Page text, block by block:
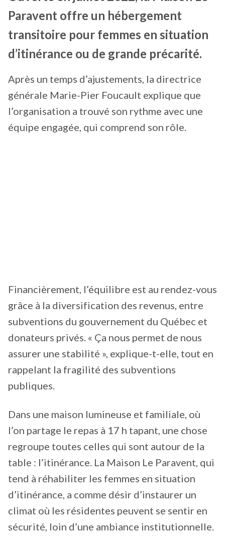
Paravent offre un hébergement
transitoire pour femmes en situation
d’itinérance ou de grande précarité.
Après un temps d’ajustements, la directrice
générale Marie-Pier Foucault explique que
l’organisation a trouvé son rythme avec une
équipe engagée, qui comprend son rôle.
Financièrement, l’équilibre est au rendez-vous
grâce à la diversification des revenus, entre
subventions du gouvernement du Québec et
donateurs privés. « Ça nous permet de nous
assurer une stabilité », explique-t-elle, tout en
rappelant la fragilité des subventions
publiques.
Dans une maison lumineuse et familiale, où
l’on partage le repas à 17 h tapant, une chose
regroupe toutes celles qui sont autour de la
table : l’itinérance. La Maison Le Paravent, qui
tend à réhabiliter les femmes en situation
d’itinérance, a comme désir d’instaurer un
climat où les résidentes peuvent se sentir en
sécurité, loin d’une ambiance institutionnelle.